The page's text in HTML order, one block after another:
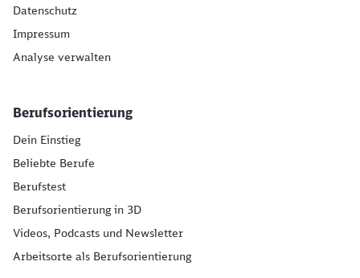
Datenschutz
Impressum
Analyse verwalten
Berufsorientierung
Dein Einstieg
Beliebte Berufe
Berufstest
Berufsorientierung in 3D
Videos, Podcasts und Newsletter
Arbeitsorte als Berufsorientierung